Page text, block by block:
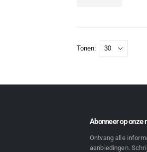
Tonen:
Abonneer op onze
Ontvang alle
aanbiedingen.